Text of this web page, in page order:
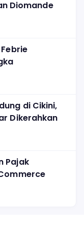
Diomande
di Cikini,
Dikerahkan
Pajak